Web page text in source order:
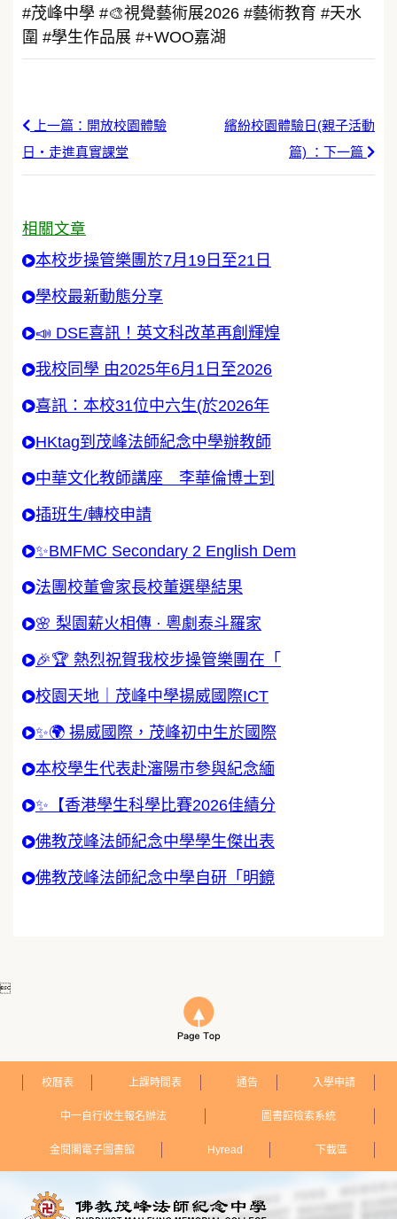
#茂峰中學 #🎨視覺藝術展2026 #藝術教育 #天水
圍 #學生作品展 #+WOO嘉湖
上一篇：開放校園體驗
日・走進真實課堂
繽紛校園體驗日(親子活動
篇) ：下一篇
相關文章
本校步操管樂團於7月19日至21日
學校最新動態分享
📣 DSE喜訊！英文科改革再創輝煌
我校同學 由2025年6月1日至2026
喜訊：本校31位中六生(於2026年
HKtag到茂峰法師紀念中學辦教師
中華文化教師講座 李華倫博士到
插班生/轉校申請
✨BMFMC Secondary 2 English Dem
法團校董會家長校董選舉結果
🌸 梨園薪火相傳 · 粵劇泰斗羅家
🎉🏆 熱烈祝賀我校步操管樂團在「
校園天地｜茂峰中學揚威國際ICT
✨🌍 揚威國際，茂峰初中生於國際
本校學生代表赴瀋陽市參與紀念緬
✨【香港學生科學比賽2026佳績分
佛教茂峰法師紀念中學學生傑出表
佛教茂峰法師紀念中學自研「明鏡

校曆表 上課時間表 通告 入學申請
中一自行收生報名辦法 圖書館檢索系統
金閱閣電子圖書館 Hyread 下載區